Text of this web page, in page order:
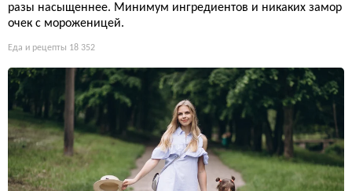
разы насыщеннее. Минимум ингредиентов и никаких замор
очек с мороженицей.
Еда и рецепты 18 352